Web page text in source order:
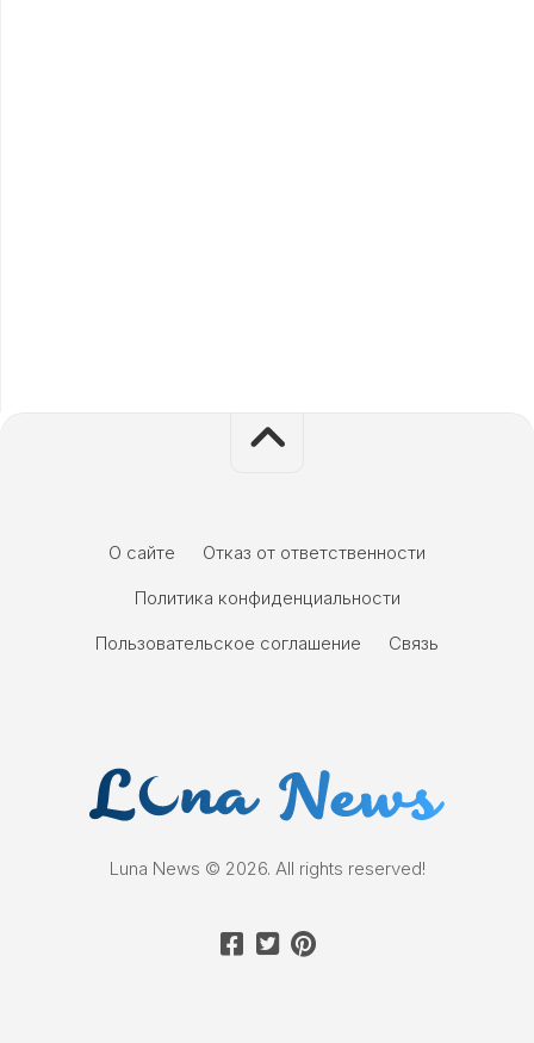
О сайте
Отказ от ответственности
Политика конфиденциальности
Пользовательское соглашение
Связь
Luna News © 2026. All rights reserved!